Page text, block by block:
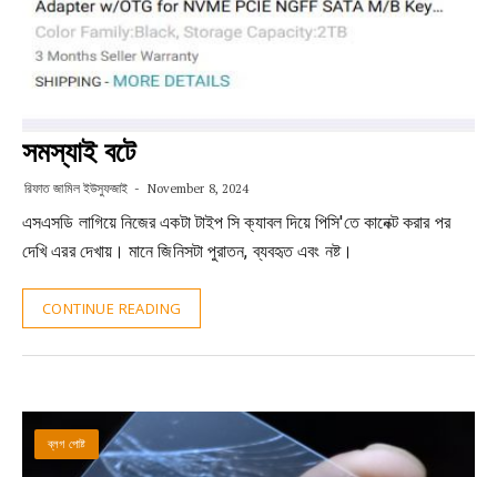
সমস্যাই বটে
রিফাত জামিল ইউসুফজাই November 8, 2024
এসএসডি লাগিয়ে নিজের একটা টাইপ সি ক্যাবল দিয়ে পিসি'তে কানেক্ট করার পর
দেখি এরর দেখায়। মানে জিনিসটা পুরাতন, ব্যবহৃত এবং নষ্ট।
CONTINUE READING
ব্লগ পোষ্ট